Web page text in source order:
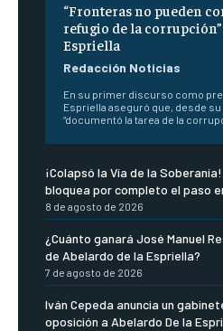
“Fronteras no pueden
refugio de la
Espriella
Redacción Noticias
En su primer discurso como
Espriella aseguró que, desde
“documentó la tarea de la
¡Colapsó la Vía de la
bloquea por completo el paso
8 de agosto de 2026
¿Cuánto ganará José Manuel
de Abelardo de la Espriella?
7 de agosto de 2026
Iván Cepeda anuncia un
oposición a Abelardo De la